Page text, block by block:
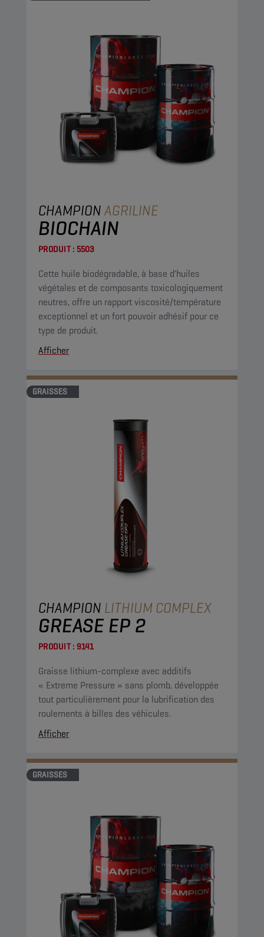
CHAMPIONAGRILINE
BIOCHAIN
PRODUIT : 5503
Cette huile biodégradable, à base d'huiles
végétales et de composants toxicologiquement
neutres, offre un rapport viscosité/température
exceptionnel et un fort pouvoir adhésif pour ce
type de produit.
Afficher
GRAISSES
CHAMPION LITHIUM COMPLEX
GREASE EP 2
PRODUIT : 9141
Graisse lithium-complexe avec additifs
« Extreme Pressure » sans plomb, développée
tout particulièrement pour la lubrification des
roulements à billes des véhicules.
Afficher
GRAISSES